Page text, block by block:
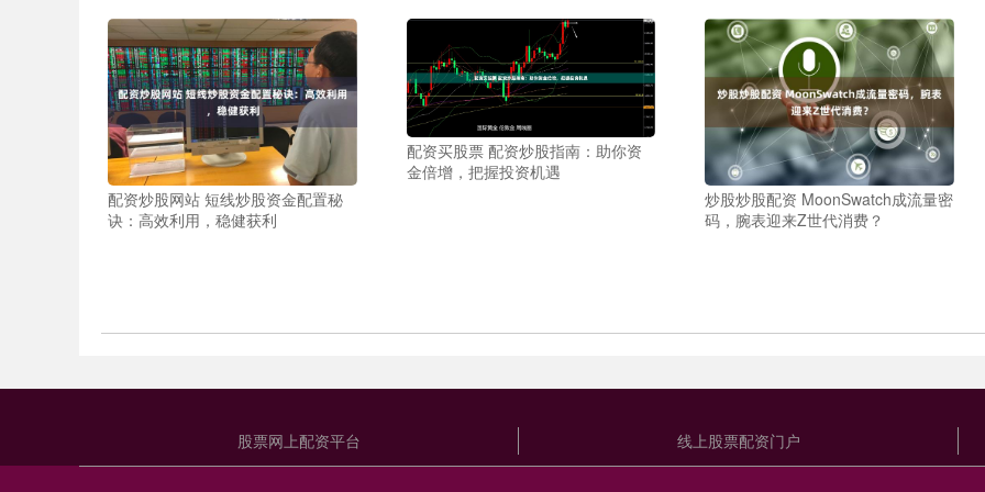
配资炒股网站 短线炒股资金配置秘
诀：高效利用，稳健获利
配资买股票 配资炒股指南：助你资
金倍增，把握投资机遇
炒股炒股配资 MoonSwatch成流量密
码，腕表迎来Z世代消费？
股票网上配资平台 线上股票配资门户